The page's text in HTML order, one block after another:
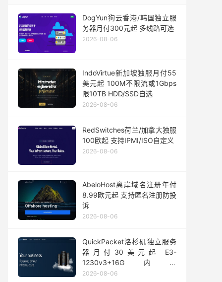
DogYun狗云香港/韩国独立服
务器月付300元起 多线路可选
2026-08-06
IndoVirtue新加坡独服月付55
美元起 100M不限流或1Gbps
限10TB HDD/SSD自选
2026-08-06
RedSwitches荷兰/加拿大独服
100欧起 支持IPMI/ISO自定义
2026-08-06
AbeloHost离岸域名注册年付
8.99欧元起 支持匿名注册防投
诉
2026-08-06
QuickPacket洛杉矶独立服务
器月付30美元起 E3-
1230v3+16G内存
1Gbps@50TB大流量
2026-08-06